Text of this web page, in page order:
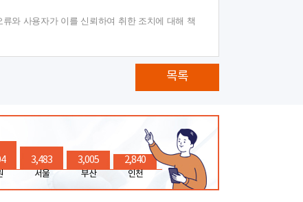
와 사용자가 이를 신뢰하여 취한 조치에 대해 책
목록
3,483
서울
3,005
부산
2,840
인천